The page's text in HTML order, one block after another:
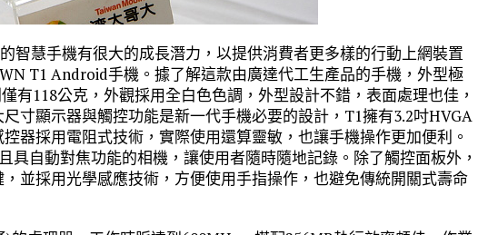
智慧手機有很大的成長潛力，以提供消費者更多樣的行動上網裝置
T1 Android手機。據了解這款由廣達代工生產品的手機，外型極
有118公克，外觀採用全白色色調，外型設計不錯，表面處理也佳，
寸顯示器與觸控功能是新一代手機必要的設計，T1擁有3.2吋HVGA
器採用電阻式技術，實際使用還算靈敏，也讓手機操作更加便利。
具自動對焦功能的相機，讓使用者隨時隨地記錄。除了觸控面板外，
並採用光學感應技術，方便使用手指操作，也避免傳統開關式壽命